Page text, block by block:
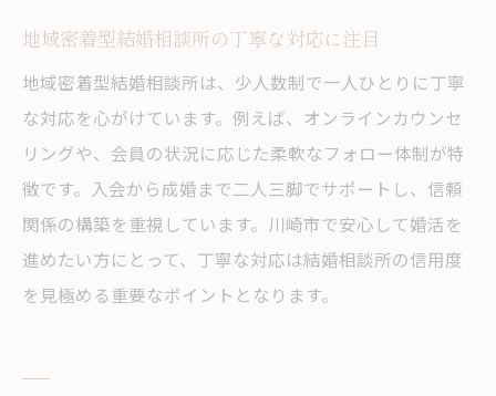
地域密着型結婚相談所の丁寧な対応に注目
地域密着型結婚相談所は、少人数制で一人ひとりに丁寧
な対応を心がけています。例えば、オンラインカウンセ
リングや、会員の状況に応じた柔軟なフォロー体制が特
徴です。入会から成婚まで二人三脚でサポートし、信頼
関係の構築を重視しています。川崎市で安心して婚活を
進めたい方にとって、丁寧な対応は結婚相談所の信用度
を見極める重要なポイントとなります。